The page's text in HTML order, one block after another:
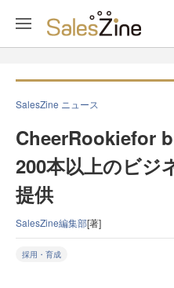
SalesZine ニュース
CheerRookiefor
200本以上のビジ
提供
SalesZine編集部[著]
採用・育成